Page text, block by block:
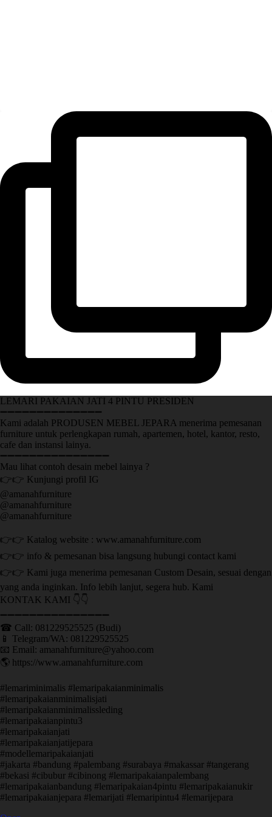
LEMARI PAKAIAN JATI 4 PINTU PRESIDEN
➖➖➖➖➖➖➖➖➖➖➖➖➖➖
Kami adalah PRODUSEN MEBEL JEPARA menerima pemesanan
furniture untuk perlengkapan rumah, apartemen, hotel, kantor, resto,
cafe dan instansi lainya.
➖➖➖➖➖➖➖➖➖➖➖➖➖➖➖
Mau lihat contoh desain mebel lainya ?
👉👉 Kunjungi profil IG
@amanahfurniture
@amanahfurniture
@amanahfurniture
👉👉 Katalog website : www.amanahfurniture.com
👉👉 info & pemesanan bisa langsung hubungi contact kami
👉👉 Kami juga menerima pemesanan Custom Desain, sesuai dengan
yang anda inginkan. Info lebih lanjut, segera hub. Kami
KONTAK KAMI 👇👇
➖➖➖➖➖➖➖➖➖➖➖➖➖➖➖ ㅤ
☎ Call: 081229525525 (Budi)
📱 Telegram/WA: 081229525525
📧 Email: amanahfurniture@yahoo.com
🌎 https://www.amanahfurniture.com
#lemariminimalis #lemaripakaianminimalis
#lemaripakaianminimalisjati
#lemaripakaianminimalissleding
#lemaripakaianpintu3
#lemaripakaianjati
#lemaripakaianjatijepara
#modellemaripakaianjati
#jakarta #bandung #palembang #surabaya #makassar #tangerang
#bekasi #cibubur #cibinong #lemaripakaianpalembang
#lemaripakaianbandung #lemaripakaian4pintu #lemaripakaianukir
#lemaripakaianjepara #lemarijati #lemaripintu4 #lemarijepara